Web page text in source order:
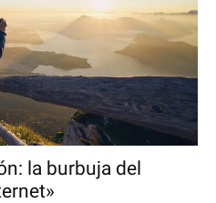
la burbuja del